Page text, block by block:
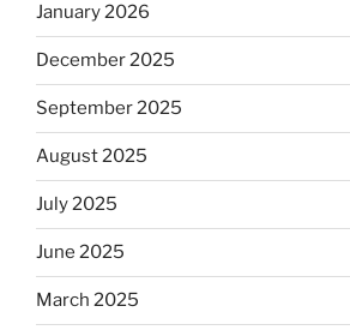
January 2026
December 2025
September 2025
August 2025
July 2025
June 2025
March 2025